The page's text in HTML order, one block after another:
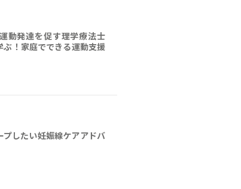
動発達を促す理学療法士
ぶ！家庭でできる運動支援
プしたい妊娠線ケアアドバ